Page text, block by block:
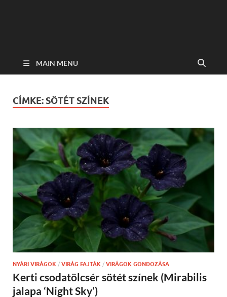
MAIN MENU
CÍMKE: SÖTÉT SZÍNEK
NYÁRI VIRÁGOK / VIRÁG FAJTÁK / VIRÁGOK GONDOZÁSA
Kerti csodatölcsér sötét színek (Mirabilis
jalapa ‘Night Sky’)